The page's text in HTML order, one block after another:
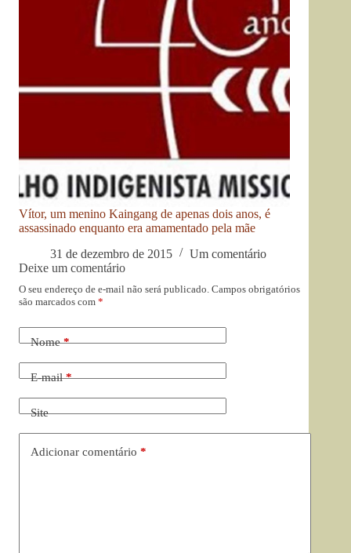
Vítor, um menino Kaingang de apenas dois anos, é
assassinado enquanto era amamentado pela mãe
31 de dezembro de 2015
Um comentário
Deixe um comentário
O seu endereço de e-mail não será publicado. Campos obrigatórios
são marcados com *
Nome*
E-mail*
Site
Adicionar comentário *